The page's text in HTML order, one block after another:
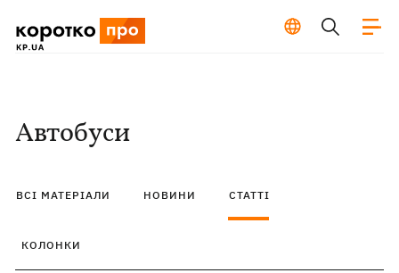
Автобуси
ВСІ МАТЕРІАЛИ НОВИНИ СТАТТІ
КОЛОНКИ